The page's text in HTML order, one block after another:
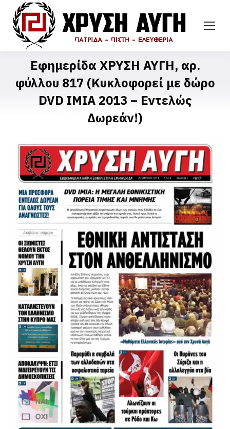
Εφημερίδα ΧΡΥΣΗ ΑΥΓΗ, αρ.
φύλλου 817 (Κυκλοφορεί με δώρο
DVD ΙΜΙΑ 2013 – Εντελώς
Δωρεάν!)